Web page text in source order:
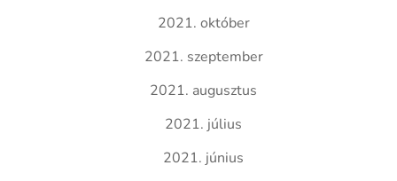
2021. október
2021. szeptember
2021. augusztus
2021. július
2021. június